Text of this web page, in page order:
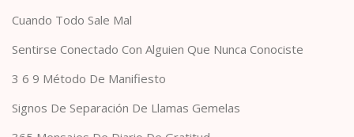
Cuando Todo Sale Mal
Sentirse Conectado Con Alguien Que Nunca Conociste
3 6 9 Método De Manifiesto
Signos De Separación De Llamas Gemelas